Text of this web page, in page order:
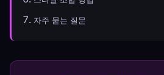
자주 묻는 질문